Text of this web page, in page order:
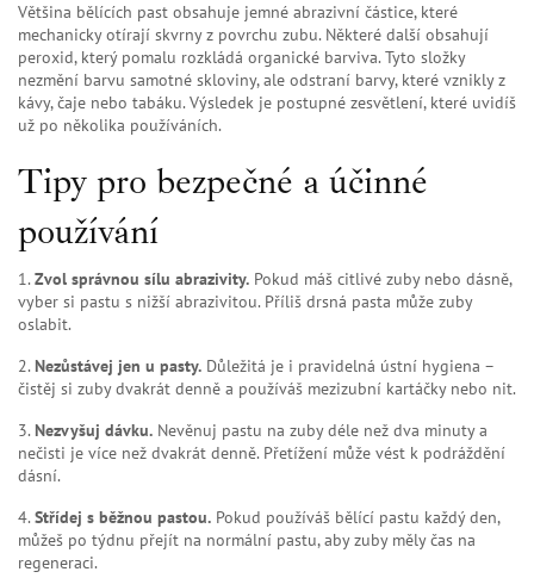
Většina bělících past obsahuje jemné abrazivní částice, které
mechanicky otírají skvrny z povrchu zubu. Některé další obsahují
peroxid, který pomalu rozkládá organické barviva. Tyto složky
nezmění barvu samotné skloviny, ale odstraní barvy, které vznikly z
kávy, čaje nebo tabáku. Výsledek je postupné zesvětlení, které uvidíš
už po několika používáních.
Tipy pro bezpečné a účinné
používání
1. Zvol správnou sílu abrazivity. Pokud máš citlivé zuby nebo dásně,
vyber si pastu s nižší abrazivitou. Příliš drsná pasta může zuby
oslabit.
2. Nezůstávej jen u pasty. Důležitá je i pravidelná ústní hygiena –
čistěj si zuby dvakrát denně a používáš mezizubní kartáčky nebo nit.
3. Nezvyšuj dávku. Nevěnuj pastu na zuby déle než dva minuty a
nečisti je více než dvakrát denně. Přetížení může vést k podráždění
dásní.
4. Střídej s běžnou pastou. Pokud používáš bělící pastu každý den,
můžeš po týdnu přejít na normální pastu, aby zuby měly čas na
regeneraci.